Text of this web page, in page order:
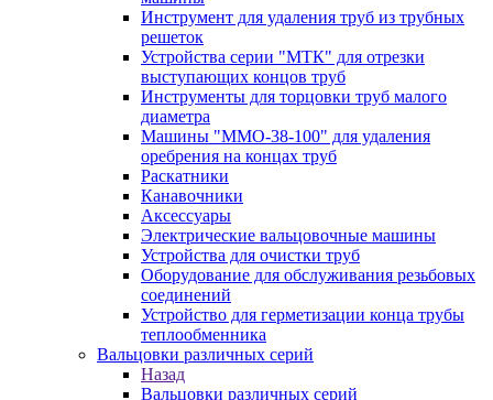
Инструмент для удаления труб из трубных
решеток
Устройства серии "МТК" для отрезки
выступающих концов труб
Инструменты для торцовки труб малого
диаметра
Машины "ММО-38-100" для удаления
оребрения на концах труб
Раскатники
Канавочники
Аксессуары
Электрические вальцовочные машины
Устройства для очистки труб
Оборудование для обслуживания резьбовых
соединений
Устройство для герметизации конца трубы
теплообменника
Вальцовки различных серий
Назад
Вальцовки различных серий